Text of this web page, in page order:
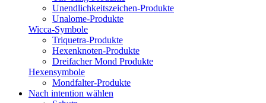
Unendlichkeitszeichen-Produkte
Unalome-Produkte
Wicca-Symbole
Triquetra-Produkte
Hexenknoten-Produkte
Dreifacher Mond Produkte
Hexensymbole
Mondfalter-Produkte
Nach intention wählen